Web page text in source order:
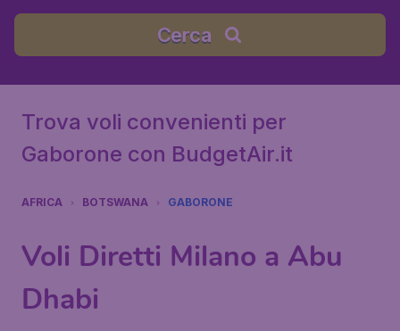
Cerca
Trova voli convenienti per
Gaborone con BudgetAir.it
AFRICA BOTSWANA GABORONE
Voli Diretti Milano a Abu
Dhabi